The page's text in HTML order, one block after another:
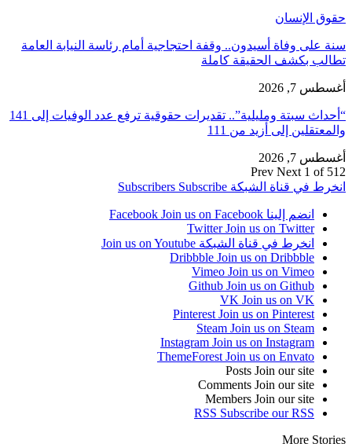
حقوق الإنسان
سنة على وفاة أسيدون.. وقفة احتجاجية أمام رئاسة النيابة العامة
تطالب بكشف الحقيقة كاملة
أغسطس 7, 2026
“أحداث سبتة ومليلية”.. تقديرات حقوقية ترفع عدد الوفيات إلى 141
والمعتقلين إلى أزيد من 111
أغسطس 7, 2026
Prev Next 1 of 512
انخرط في قناة الشبكة
Subscribers Subscribe
انضم إلينا Facebook Join us on Facebook
Twitter Join us on Twitter
انخرط في قناة الشبكة Join us on Youtube
Dribbble Join us on Dribbble
Vimeo Join us on Vimeo
Github Join us on Github
VK Join us on VK
Pinterest Join us on Pinterest
Steam Join us on Steam
Instagram Join us on Instagram
ThemeForest Join us on Envato
Posts Join our site
Comments Join our site
Members Join our site
RSS Subscribe our RSS
More Stories